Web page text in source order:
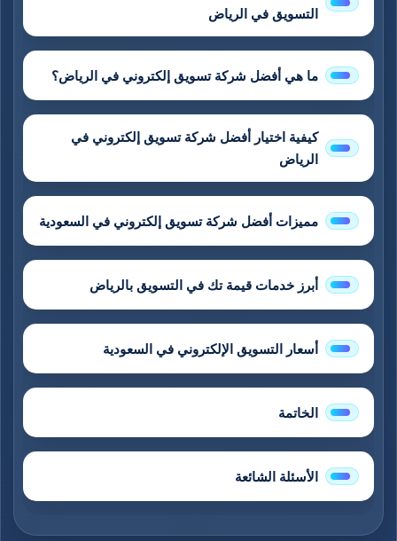
التسويق في الرياض
ما هي أفضل شركة تسويق إلكتروني في الرياض؟
كيفية اختيار أفضل شركة تسويق إلكتروني في
الرياض
مميزات أفضل شركة تسويق إلكتروني في السعودية
أبرز خدمات قيمة تك في التسويق بالرياض
أسعار التسويق الإلكتروني في السعودية
الخاتمة
الأسئلة الشائعة